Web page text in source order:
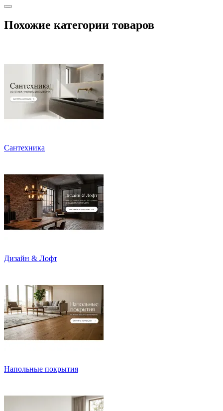
Похожие категории товаров
Сантехника
Дизайн & Лофт
Напольные покрытия